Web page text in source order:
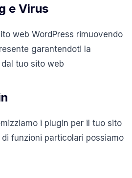
e Virus
web WordPress rimuovendo
garantendoti la
tuo sito web
i plugin per il tuo sito
funzioni particolari possiamo